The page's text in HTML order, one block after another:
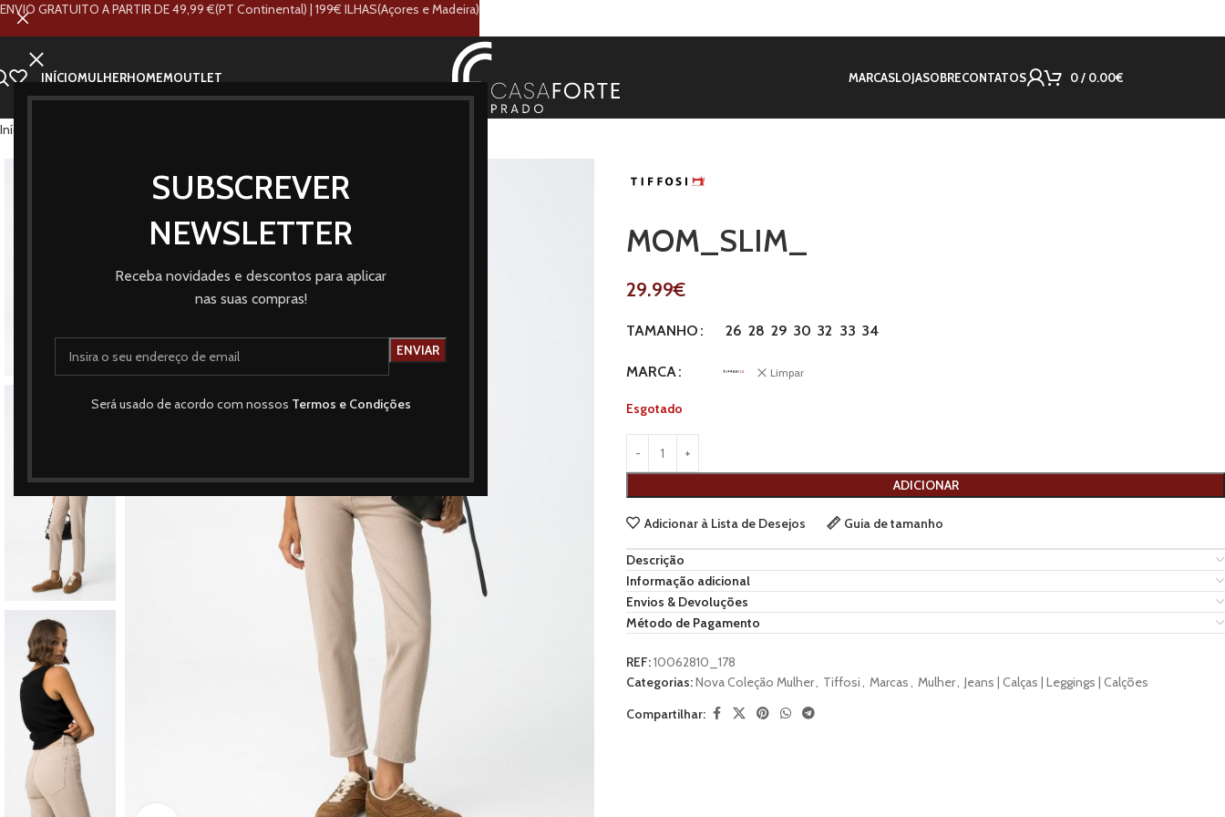
SUBSCREVER
NEWSLETTER
Receba novidades e descontos para aplicar
nas suas compras!
Será usado de acordo com nossos Termos e Condições
INÍCIOMULHERHOMEMOUTLET MARCASLOJASOBRECONTATOS 0/ 0.00€
Início
NOVO
MOM_SLIM_
29.99€
TAMANHO 26 28 29 30 32 33 34
MARCA Limpar
Esgotado
ADICIONAR
Adicionar à Lista de Desejos Guia de tamanho
Descrição
Informação adicional
Envios & Devoluções
Método de Pagamento
REF:10062810_178
Categorias:Nova Coleção Mulher, Tiffosi, Marcas, Mulher, Jeans | Calças | Leggings | Calções
Compartilhar:
ENVIO GRATUITO A PARTIR DE 49,99 €(PT Continental) | 199€ ILHAS(Açores e Madeira)